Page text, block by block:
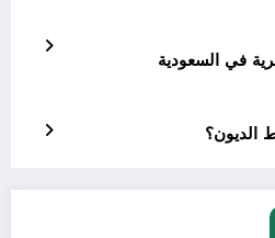
في السعودية
الديون؟